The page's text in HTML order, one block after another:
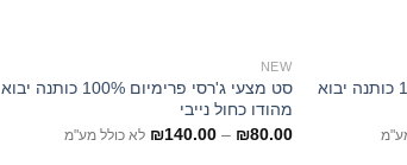
סט מצעי ג'רסי פרימיום 100% כותנה יבוא
NEW
סט מצעי ג'רסי פרימיום 100% כותנה יבוא
מהודו כחול נייבי
₪80.00
–
₪140.00 לא כולל מע"מ